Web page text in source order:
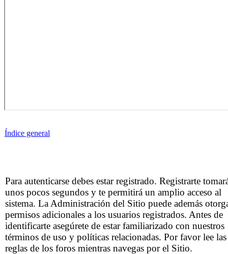
Índice general
Para autenticarse debes estar registrado. Registrarte
unos pocos segundos y te permitirá un amplio acceso al
sistema. La Administración del Sitio puede además
permisos adicionales a los usuarios registrados. Antes de
identificarte asegúrete de estar familiarizado con nuestros
términos de uso y políticas relacionadas. Por favor lee las
reglas de los foros mientras navegas por el Sitio.